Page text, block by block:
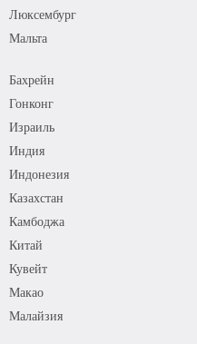
Люксембург
Мальта
Бахрейн
Гонконг
Израиль
Индия
Индонезия
Казахстан
Камбоджа
Китай
Кувейт
Макао
Малайзия